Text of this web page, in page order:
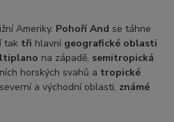
Ameriky. Pohoří And se táhne
tak tři hlavní geografické oblasti
na západě, semitropická
horských svahů a tropické
a východní oblasti, známé